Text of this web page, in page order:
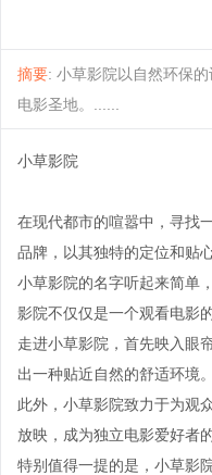
摘要: 小草影院以自然环保
电影圣地。......
小草影院
在现代都市的喧嚣中，寻找
品牌，以其独特的定位和贴
小草影院的名字听起来简单
影院不仅仅是一个观看电影
走进小草影院，首先映入眼
出一种贴近自然的舒适环境
此外，小草影院致力于为观
放映，成为独立电影爱好者
特别值得一提的是，小草影